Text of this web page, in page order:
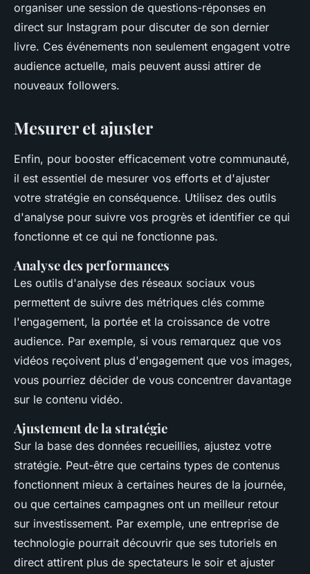
organiser une session de questions-réponses en
direct sur Instagram pour discuter de son dernier
livre. Ces événements non seulement engagent votre
audience actuelle, mais peuvent aussi attirer de
nouveaux followers.
Mesurer et ajuster
Enfin, pour booster efficacement votre communauté,
il est essentiel de mesurer vos efforts et d'ajuster
votre stratégie en conséquence. Utilisez des outils
d'analyse pour suivre vos progrès et identifier ce qui
fonctionne et ce qui ne fonctionne pas.
Analyse des performances
Les outils d'analyse des réseaux sociaux vous
permettent de suivre des métriques clés comme
l'engagement, la portée et la croissance de votre
audience. Par exemple, si vous remarquez que vos
vidéos reçoivent plus d'engagement que vos images,
vous pourriez décider de vous concentrer davantage
sur le contenu vidéo.
Ajustement de la stratégie
Sur la base des données recueillies, ajustez votre
stratégie. Peut-être que certains types de contenus
fonctionnent mieux à certaines heures de la journée,
ou que certaines campagnes ont un meilleur retour
sur investissement. Par exemple, une entreprise de
technologie pourrait découvrir que ses tutoriels en
direct attirent plus de spectateurs le soir et ajuster